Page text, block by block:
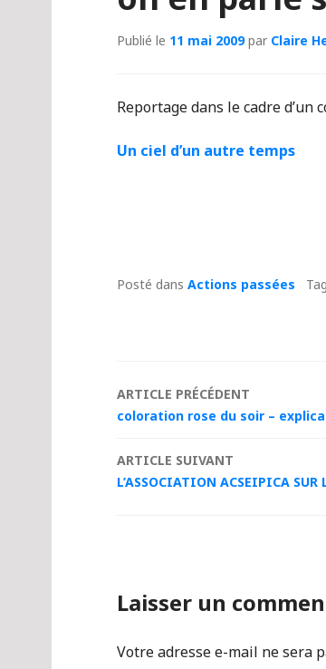
Publié le 11 mai 2009par Claire
Reportage dans le cadre d’un
Un ciel d’un autre temps
Posté dans Actions passées
Navigation
articles
ARTICLE PRÉCÉDENT
coloration rose du soir –
ARTICLE SUIVANT
L’ASSOCIATION ACSEIPICA SUR
Laisser un
Votre adresse e-mail ne sera